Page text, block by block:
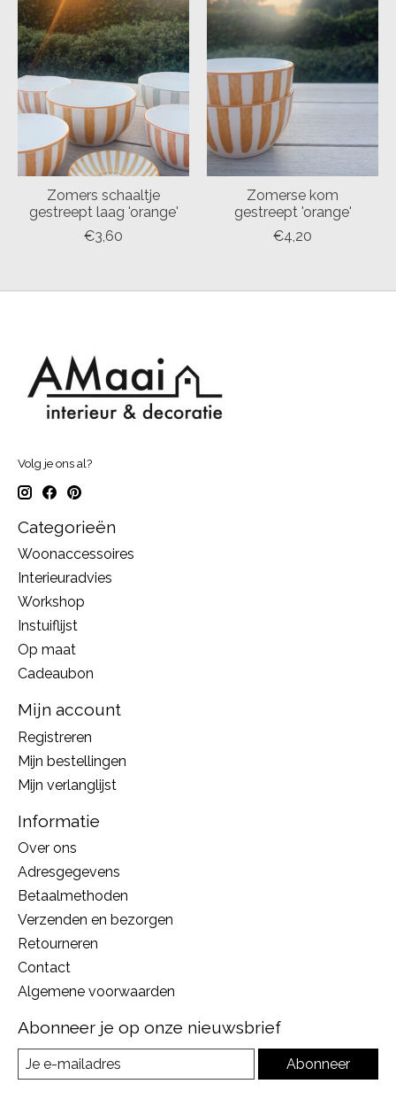
Zomers schaaltje
gestreept laag 'orange'
€3,60
Zomerse kom
gestreept 'orange'
€4,20
Volg je ons al?
Categorieën
Woonaccessoires
Interieuradvies
Workshop
Instuiflijst
Op maat
Cadeaubon
Mijn account
Registreren
Mijn bestellingen
Mijn verlanglijst
Informatie
Over ons
Adresgegevens
Betaalmethoden
Verzenden en bezorgen
Retourneren
Contact
Algemene voorwaarden
Abonneer je op onze nieuwsbrief
Abonneer